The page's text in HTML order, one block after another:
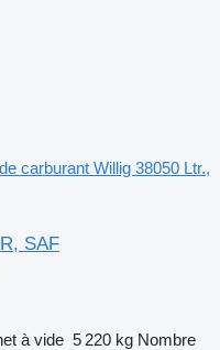
carburant Willig 38050 Ltr.,
SAF
à vide 5 220 kg Nombre